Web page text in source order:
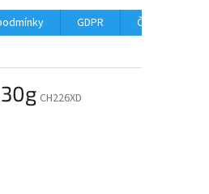
GDPR
Časté dotazy
CH226XD